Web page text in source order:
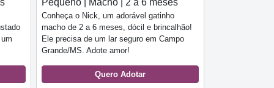
Pequeno | Macho | 2 a 6 meses
Conheça o Nick, um adorável gatinho
macho de 2 a 6 meses, dócil e brincalhão!
Ele precisa de um lar seguro em Campo
Grande/MS. Adote amor!
Quero Adotar